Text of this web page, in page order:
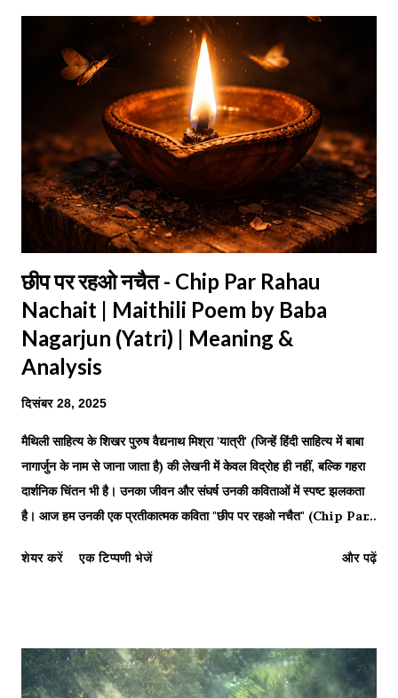
spiritual glory of Mithila. मिथिले (Mithile) कवि: वैद्यनाथ मिश्रा
"यात्री" मुनिक शान्तिमय-पर्ण कुटीमे, तापस...
छीप पर रहओ नचैत - Chip Par Rahau
Nachait | Maithili Poem by Baba
Nagarjun (Yatri) | Meaning &
Analysis
दिसंबर 28, 2025
मैथिली साहित्य के शिखर पुरुष वैद्यनाथ मिश्रा 'यात्री' (जिन्हें हिंदी साहित्य में बाबा
नागार्जुन के नाम से जाना जाता है) की लेखनी में केवल विद्रोह ही नहीं, बल्कि गहरा
दार्शनिक चिंतन भी है। उनका जीवन और संघर्ष उनकी कविताओं में स्पष्ट झलकता
है। आज हम उनकी एक प्रतीकात्मक कविता "छीप पर रहओ नचैत" (Chip Par
(Flame) और 'शलभ' (Moth) के माध्यम से जीवन, बलिदान और अस्तित्व के
golden flame. छीप पर रहओ नचैत कवि: वैद्यनाथ मिश्रा "यात्री" छीप पर
रहओ नचैत कनकाभ शिखा उगिलैत रहओ स्निग्ध बाती ...
शेयर करें एक टिप्पणी भेजें और पढ़ें